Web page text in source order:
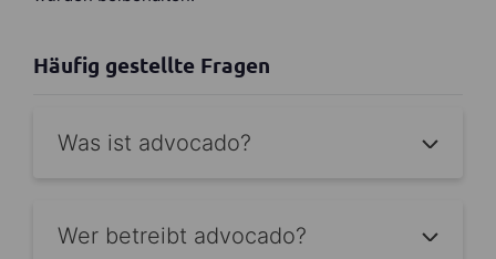
Häufig gestellte Fragen
Was ist advocado?
Wer betreibt advocado?